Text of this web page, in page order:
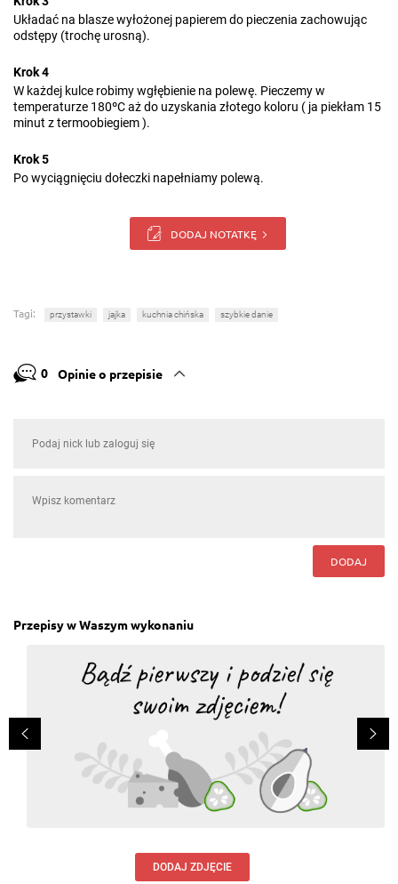
Układać na blasze wyłożonej papierem do pieczenia zachowując
odstępy (trochę urosną).
Krok 4
W każdej kulce robimy wgłębienie na polewę. Pieczemy w
temperaturze 180ºC aż do uzyskania złotego koloru ( ja piekłam 15
minut z termoobiegiem ).
Krok 5
Po wyciągnięciu dołeczki napełniamy polewą.
DODAJ NOTATKĘ
Tagi: przystawki jajka kuchnia chińska szybkie danie
0 Opinie o przepisie
DODAJ
Przepisy w Waszym wykonaniu
DODAJ ZDJĘCIE